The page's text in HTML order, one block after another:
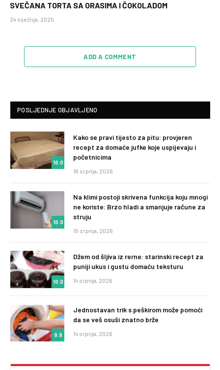
SVEČANA TORTA SA ORASIMA I ČOKOLADOM
24 siječnja, 2025
ADD A COMMENT
POSLJEDNJE OBJAVLJENO
10.0
Kako se pravi tijesto za pitu: provjeren
recept za domaće jufke koje uspijevaju i
početnicima
16 srpnja, 2026
10.0
Na klimi postoji skrivena funkcija koju mnogi
ne koriste: Brzo hladi a smanjuje račune za
struju
15 srpnja, 2026
10.0
Džem od šljiva iz rerne: starinski recept za
puniji ukus i gustu domaću teksturu
14 srpnja, 2026
9.9
Jednostavan trik s peškirom može pomoći
da se veš osuši znatno brže
14 srpnja, 2026